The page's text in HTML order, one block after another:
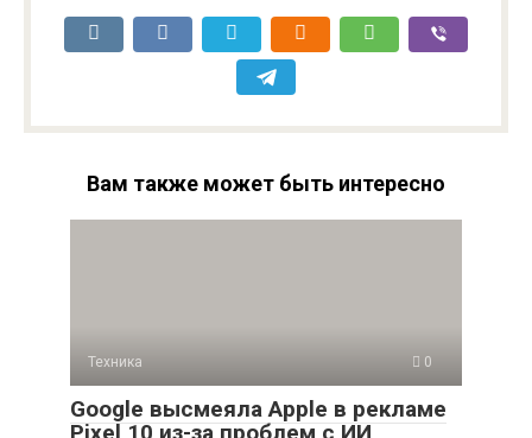
Вам также может быть интересно
Техника 0
Google высмеяла Apple в рекламе
Pixel 10 из-за проблем с ИИ